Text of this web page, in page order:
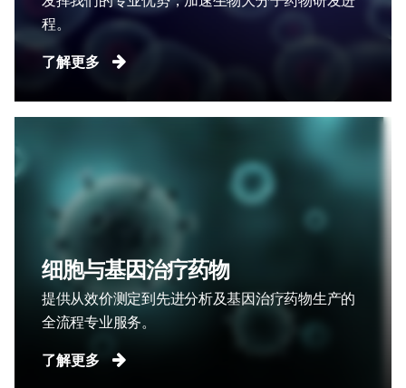
程。
了解更多
细胞与基因治疗药物
提供从效价测定到先进分析及基因治疗药物生产的
全流程专业服务。
了解更多